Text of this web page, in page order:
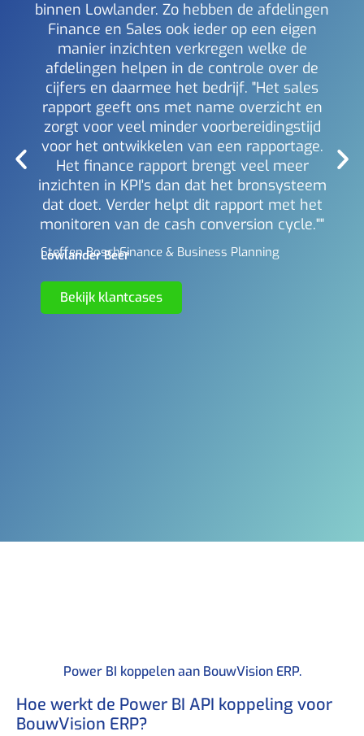
binnen Lowlander. Zo hebben de afdelingen
Finance en Sales ook ieder op een eigen
manier inzichten verkregen welke de
afdelingen helpen in de controle over de
cijfers en daarmee het bedrijf. "Het sales
rapport geeft ons met name overzicht en
zorgt voor veel minder voorbereidingstijd
voor het ontwikkelen van een rapportage.
Het finance rapport brengt veel meer
inzichten in KPI's dan dat het bronsysteem
dat doet. Verder helpt dit rapport met het
monitoren van de cash conversion cycle.""
Steffen Bosch -Finance & Business Planning
Lowlander Beer
Bekijk klantcases
Power BI koppelen aan BouwVision ERP.​
Hoe werkt de Power BI API koppeling voor
BouwVision ERP? ​